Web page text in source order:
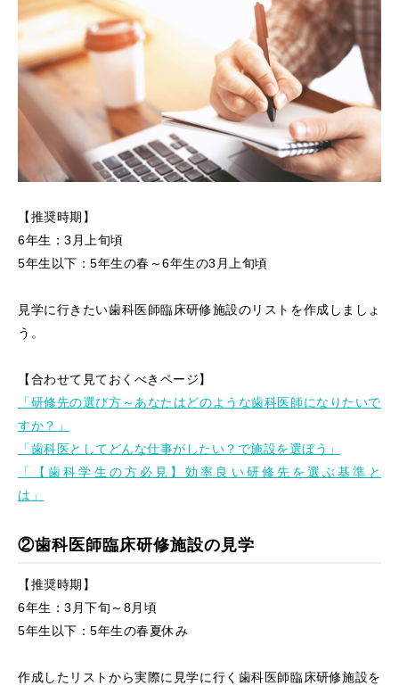
【推奨時期】
6年生：3月上旬頃
5年生以下：5年生の春～6年生の3月上旬頃
見学に行きたい歯科医師臨床研修施設のリストを作成しましょ
う。
【合わせて見ておくべきページ】
「研修先の選び方～あなたはどのような歯科医師になりたいで
すか？」
「歯科医としてどんな仕事がしたい？で施設を選ぼう」
「【歯科学生の方必見】効率良い研修先を選ぶ基準と
は」
②歯科医師臨床研修施設の見学
【推奨時期】
6年生：3月下旬～8月頃
5年生以下：5年生の春夏休み
作成したリストから実際に見学に行く歯科医師臨床研修施設を